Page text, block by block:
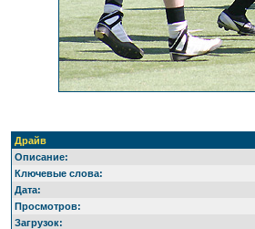
Драйв
Описание:
Ключевые слова:
Дата:
Просмотров:
Загрузок: